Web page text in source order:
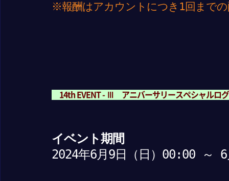
※報酬はアカウントにつき1回まで
14th EVENT - Ⅲ アニバーサリースペシャルロ
イベント期間
2024年6月9日（日）00:00 ～